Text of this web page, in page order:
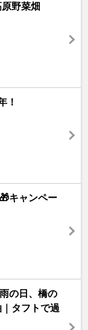
野菜畑
！
キャンペー
の日、橋の
タフトで過